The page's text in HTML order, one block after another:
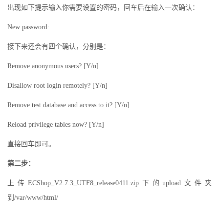
出现如下提示输入你需要设置的密码，回车后在输入一次确认：
New password:
接下来还会有四个确认，分别是：
Remove anonymous users? [Y/n]
Disallow root login remotely? [Y/n]
Remove test database and access to it? [Y/n]
Reload privilege tables now? [Y/n]
直接回车即可。
第二步：
上传ECShop_V2.7.3_UTF8_release0411.zip下的upload文件夹
到/var/www/html/